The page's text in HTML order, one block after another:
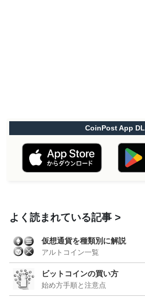
CoinPost App DL
よく読まれている記事
仮想通貨を種類別に解説
アルトコイン一覧
ビットコインの買い方
始め方手順と注意点